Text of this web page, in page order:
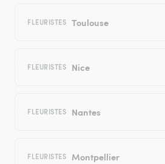
FLEURISTES Toulouse
FLEURISTES Nice
FLEURISTES Nantes
FLEURISTES Montpellier